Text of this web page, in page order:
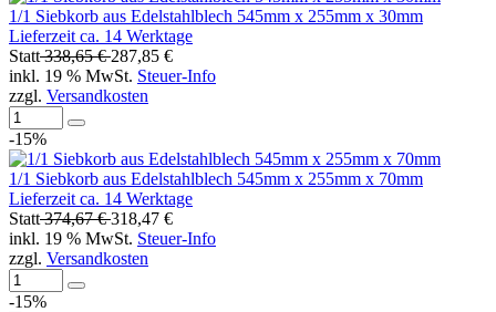
1/1 Siebkorb aus Edelstahlblech 545mm x 255mm x 30mm
Lieferzeit ca. 14 Werktage
Statt338,65 €287,85 €
inkl. 19 % MwSt. Steuer-Info
zzgl. Versandkosten
-15%
1/1 Siebkorb aus Edelstahlblech 545mm x 255mm x 70mm
Lieferzeit ca. 14 Werktage
Statt374,67 €318,47 €
inkl. 19 % MwSt. Steuer-Info
zzgl. Versandkosten
-15%